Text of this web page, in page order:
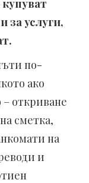
за услуги,
по-
ако
– откриване
сметка,
на
и